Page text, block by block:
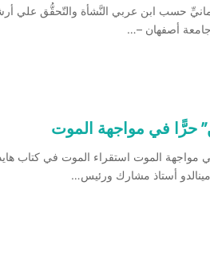
حسب ابن عربي النَّشأة والتّحقُّق علي
جامعة أصفهان –…
حرًّا في مواجهة الموت
مواجهة الموت استقراء الموت في كتاب
مينالدو أستاذ مشارك ورئيس…